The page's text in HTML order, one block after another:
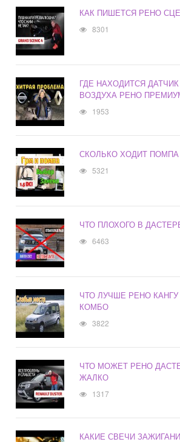
КАК ПИШЕТСЯ РЕНО
8301
ГДЕ НАХОДИТСЯ
ВОЗДУХА РЕНО
1953
СКОЛЬКО ХОДИТ
5321
ЧТО ПЛОХОГО В
6463
ЧТО ЛУЧШЕ РЕНО
КОМБО
3822
ЧТО МОЖЕТ РЕНО
ЖАЛКО
1317
КАКИЕ СВЕЧИ